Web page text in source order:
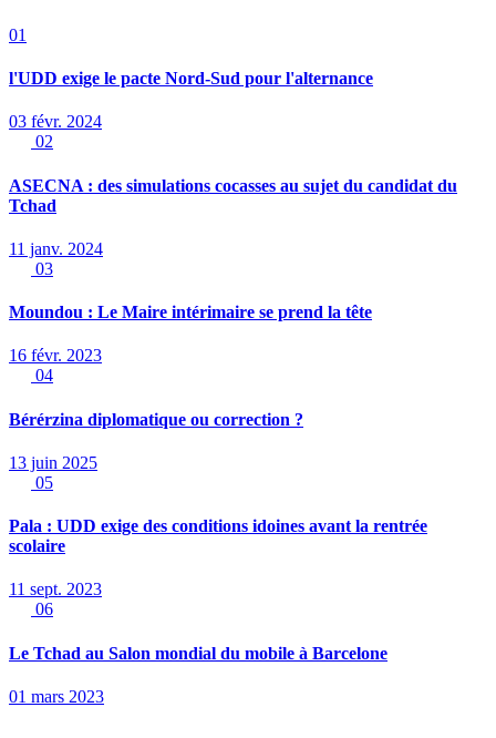
01
l'UDD exige le pacte Nord-Sud pour l'alternance
03 févr. 2024
02
ASECNA : des simulations cocasses au sujet du candidat du
Tchad
11 janv. 2024
03
Moundou : Le Maire intérimaire se prend la tête
16 févr. 2023
04
Bérérzina diplomatique ou correction ?
13 juin 2025
05
Pala : UDD exige des conditions idoines avant la rentrée
scolaire
11 sept. 2023
06
Le Tchad au Salon mondial du mobile à Barcelone
01 mars 2023